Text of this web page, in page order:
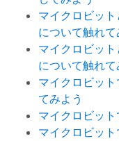
マイクロビッ
について触れて
マイクロビッ
について触れて
マイクロビッ
てみよう
マイクロビッ
マイクロビッ